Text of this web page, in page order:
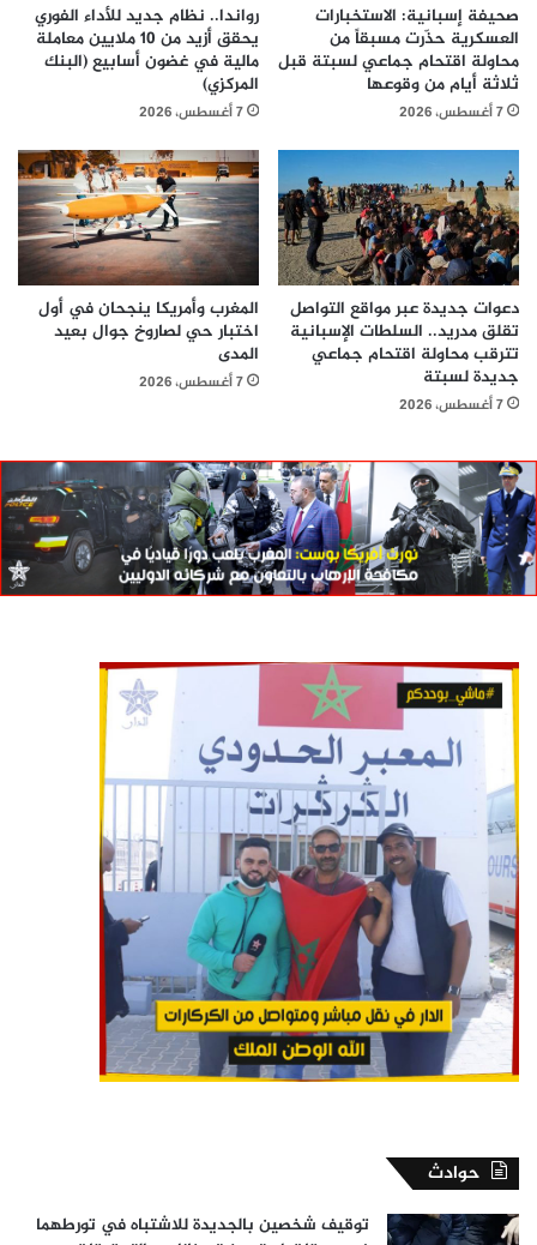
صحيفة إسبانية: الاستخبارات
العسكرية حذّرت مسبقاً من
محاولة اقتحام جماعي لسبتة قبل
ثلاثة أيام من وقوعها
7 أغسطس، 2026
رواندا.. نظام جديد للأداء الفوري
يحقق أزيد من 10 ملايين معاملة
مالية في غضون أسابيع (البنك
المركزي)
7 أغسطس، 2026
دعوات جديدة عبر مواقع التواصل
تقلق مدريد.. السلطات الإسبانية
تترقب محاولة اقتحام جماعي
جديدة لسبتة
7 أغسطس، 2026
المغرب وأمريكا ينجحان في أول
اختبار حي لصاروخ جوال بعيد
المدى
7 أغسطس، 2026
حوادث
توقيف شخصين بالجديدة للاشتباه في تورطهما